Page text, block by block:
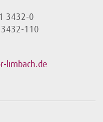
3432-0
110
limbach.de